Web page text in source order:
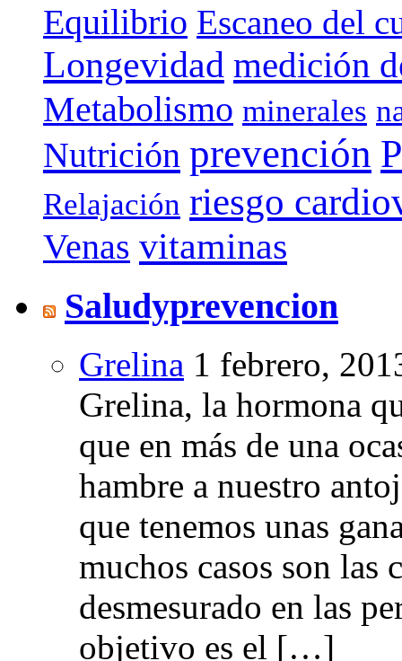
Equilibrio Escaneo del
Longevidad medición
Metabolismo minerales
Nutrición prevención
Relajación riesgo
Venas vitaminas
Saludyprevencion
Grelina 1 febrero,
Grelina, la hormona
que en más de una
hambre a nuestro
que tenemos unas
muchos casos son las
desmesurado en las
objetivo es el […]